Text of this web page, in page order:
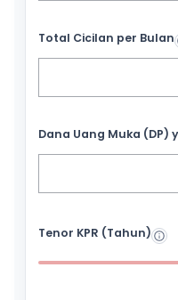
Total Cicilan per Bulan
Dana Uang Muka (DP)
Tenor KPR (Tahun)